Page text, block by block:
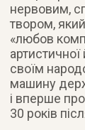
нервовим,
твором,
«любов
своїм
машину
і вперше
30 років